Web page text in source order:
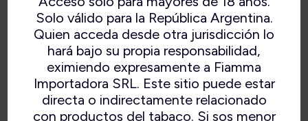
Solo válido para la República Argentina.
Quien acceda desde otra jurisdicción lo
hará bajo su propia responsabilidad,
eximiendo expresamente a Fiamma
Importadora SRL. Este sitio puede estar
directa o indirectamente relacionado
con productos del tabaco. Si sos menor
CIGARRERA DE METAL 21024